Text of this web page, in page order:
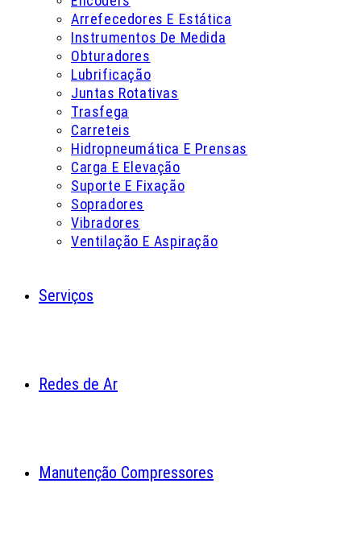
Arrefecedores E Estática
Instrumentos De Medida
Obturadores
Lubrificação
Juntas Rotativas
Trasfega
Carreteis
Hidropneumática E Prensas
Carga E Elevação
Suporte E Fixação
Sopradores
Vibradores
Ventilação E Aspiração
Serviços
Redes de Ar
Manutenção Compressores